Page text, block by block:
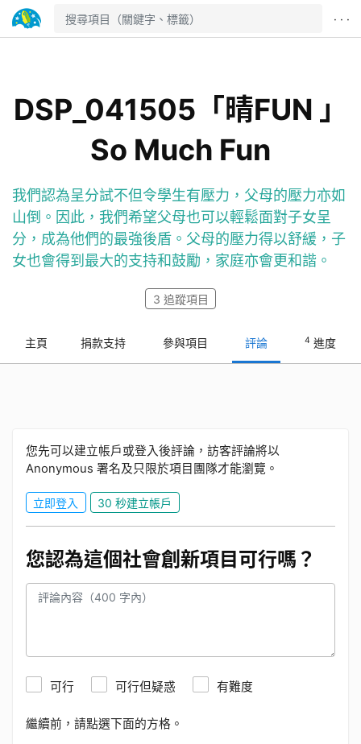
· · ·
DSP_041505「晴FUN 」
So Much Fun
我們認為呈分試不但令學生有壓力，父母的壓力亦如
山倒。因此，我們希望父母也可以輕鬆面對子女呈
分，成為他們的最強後盾。父母的壓力得以舒緩，子
女也會得到最大的支持和鼓勵，家庭亦會更和諧。
3 追蹤項目
主頁 捐款支持 參與項目 評論 4 進度
您先可以建立帳戶或登入後評論，訪客評論將以
Anonymous 署名及只限於項目團隊才能瀏覽。
立即登入 30 秒建立帳戶
您認為這個社會創新項目可行嗎？
可行 可行但疑惑 有難度
繼續前，請點選下面的方格。